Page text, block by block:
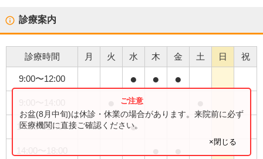
診療案内
診療時間 月 火 水 木 金 土 日 祝
9:00〜12:00 ● ● ●
14:00〜17:00 ●
お盆(8月中旬)は休診・休業の場合があります。来院前に必ず
医療機関に直接ご確認ください。
×閉じる